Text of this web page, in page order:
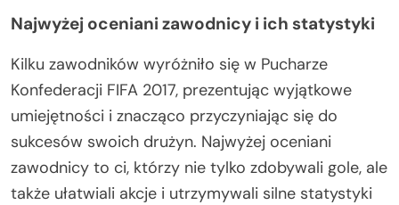
Najwyżej oceniani zawodnicy i ich statystyki
Kilku zawodników wyróżniło się w Pucharze
Konfederacji FIFA 2017, prezentując wyjątkowe
umiejętności i znacząco przyczyniając się do
sukcesów swoich drużyn. Najwyżej oceniani
zawodnicy to ci, którzy nie tylko zdobywali gole, ale
także ułatwiali akcje i utrzymywali silne statystyki